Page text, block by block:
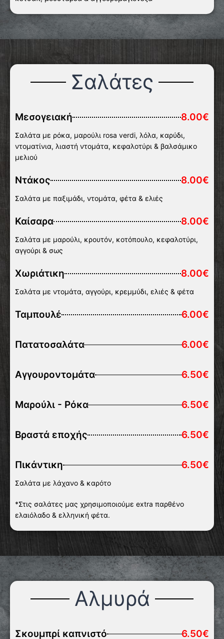
Σαλάτες
Μεσογειακή 8.00€
Σαλάτα με ρόκα, μαρούλι rosa verdi, λόλα, καρύδι,
ντοματίνια, λιαστή ντομάτα, κεφαλοτύρι & βαλσάμικο
μελιού
Ντάκος 8.00€
Σαλάτα με παξιμάδι, ντομάτα, φέτα & ελιές
Καίσαρα 8.00€
Σαλάτα με μαρούλι, κρουτόν, κοτόπουλο, κεφαλοτύρι,
αγγούρι & σως
Χωριάτικη 8.00€
Σαλάτα με ντομάτα, αγγούρι, κρεμμύδι, ελιές & φέτα
Ταμπουλέ 6.00€
Πατατοσαλάτα 6.00€
Αγγουροντομάτα 6.50€
Μαρούλι - Ρόκα 6.50€
Βραστά εποχής 6.50€
Πικάντικη 6.50€
Σαλάτα με λάχανο & καρότο
*Στις σαλάτες μας χρησιμοποιούμε extra παρθένο
ελαιόλαδο & ελληνική φέτα.
Αλμυρά
Σκουμπρί καπνιστό 6.50€